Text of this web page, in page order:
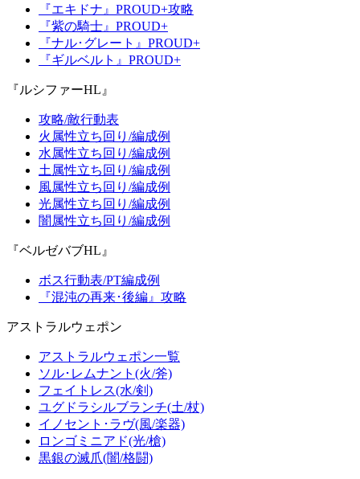
『エキドナ』PROUD+攻略
『紫の騎士』PROUD+
『ナル･グレート』PROUD+
『ギルベルト』PROUD+
『ルシファーHL』
攻略/敵行動表
火属性立ち回り/編成例
水属性立ち回り/編成例
土属性立ち回り/編成例
風属性立ち回り/編成例
光属性立ち回り/編成例
闇属性立ち回り/編成例
『ベルゼバブHL』
ボス行動表/PT編成例
『混沌の再来･後編』攻略
アストラルウェポン
アストラルウェポン一覧
ソル･レムナント(火/斧)
フェイトレス(水/剣)
ユグドラシルブランチ(土/杖)
イノセント･ラヴ(風/楽器)
ロンゴミニアド(光/槍)
黒銀の滅爪(闇/格闘)